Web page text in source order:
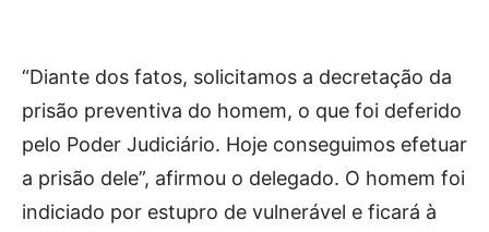
“Diante dos fatos, solicitamos a decretação da
prisão preventiva do homem, o que foi deferido
pelo Poder Judiciário. Hoje conseguimos efetuar
a prisão dele”, afirmou o delegado. O homem foi
indiciado por estupro de vulnerável e ficará à